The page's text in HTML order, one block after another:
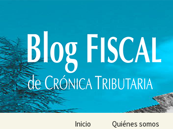
Inicio Quiénes somos